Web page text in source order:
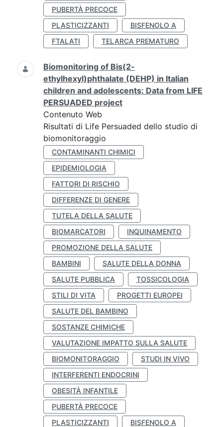
PUBERTÀ PRECOCE
PLASTICIZZANTI
BISFENOLO A
FTALATI
TELARCA PREMATURO
Biomonitoring of Bis(2-
ethylhexyl)phthalate (DEHP) in Italian
children and adolescents: Data from LIFE
PERSUADED project
Contenuto Web
Risultati di Life Persuaded dello studio di
biomonitoraggio
CONTAMINANTI CHIMICI
EPIDEMIOLOGIA
FATTORI DI RISCHIO
DIFFERENZE DI GENERE
TUTELA DELLA SALUTE
BIOMARCATORI
INQUINAMENTO
PROMOZIONE DELLA SALUTE
BAMBINI
SALUTE DELLA DONNA
SALUTE PUBBLICA
TOSSICOLOGIA
STILI DI VITA
PROGETTI EUROPEI
SALUTE DEL BAMBINO
SOSTANZE CHIMICHE
VALUTAZIONE IMPATTO SULLA SALUTE
BIOMONITORAGGIO
STUDI IN VIVO
INTERFERENTI ENDOCRINI
OBESITÀ INFANTILE
PUBERTÀ PRECOCE
PLASTICIZZANTI
BISFENOLO A